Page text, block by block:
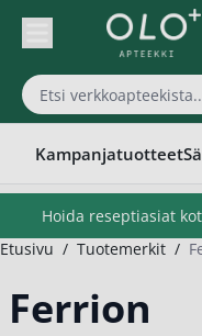
Skip to Content
Kampanjatuotteet
Hoida reseptiasiat
Etusivu / Tuotemerkit /
Ferrion